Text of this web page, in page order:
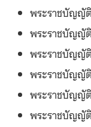
พระราชบัญญั
พระราชบัญญั
พระราชบัญญั
พระราชบัญญั
พระราชบัญญั
พระราชบัญญั